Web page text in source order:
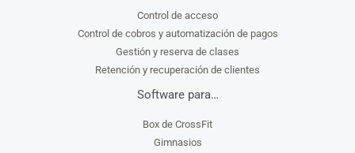
Control de acceso
Control de cobros y automatización de pagos
Gestión y reserva de clases
Retención y recuperación de clientes
Software para…
Box de CrossFit
Gimnasios